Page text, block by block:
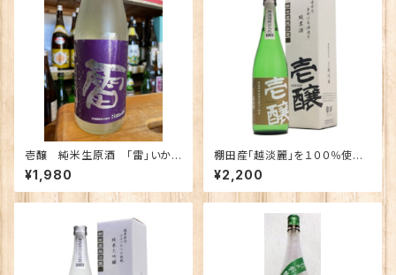
壱醸 純米生原酒 「雷」いか
づち 720ｍｌ
¥1,980
棚田産「越淡麗」を１００％使用
した特別な１本！「壱醸 」純米
無濾過 瓶火入れ 720ｍｌ
【化粧箱入り】
¥2,200